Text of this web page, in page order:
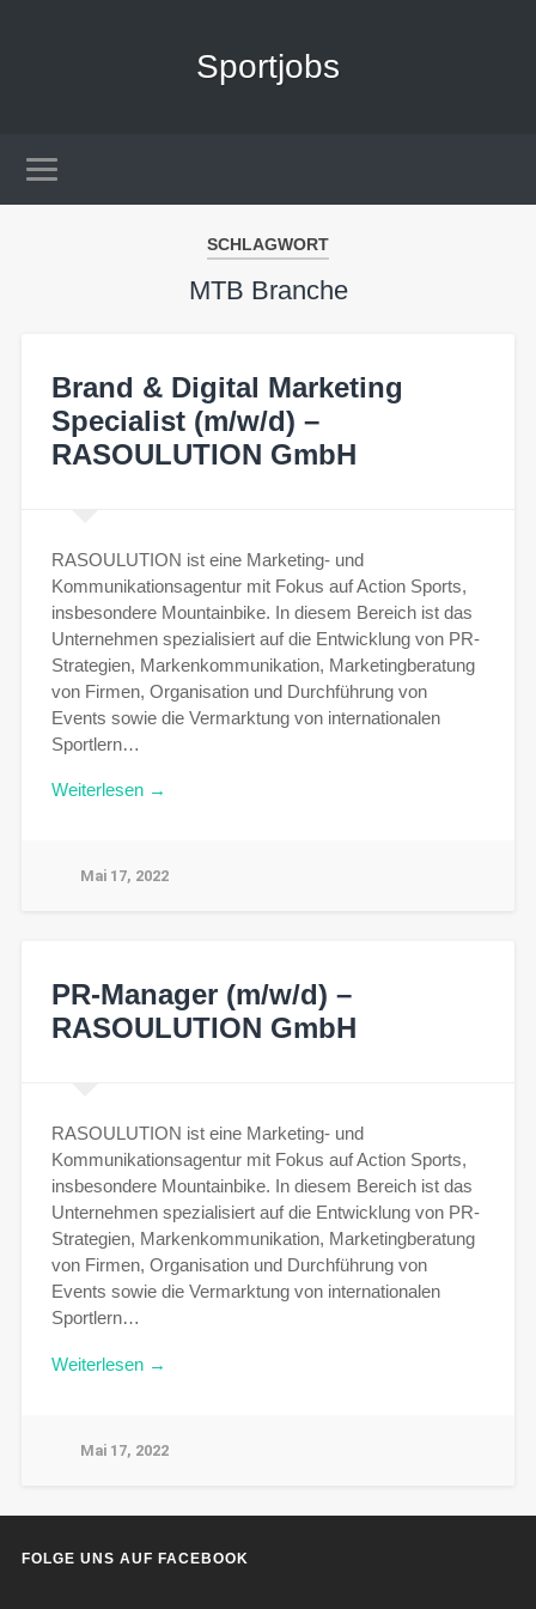
Sportjobs
SCHLAGWORT
MTB Branche
Brand & Digital Marketing
Specialist (m/w/d) –
RASOULUTION GmbH
RASOULUTION ist eine Marketing- und
Kommunikationsagentur mit Fokus auf Action Sports,
insbesondere Mountainbike. In diesem Bereich ist das
Unternehmen spezialisiert auf die Entwicklung von PR-
Strategien, Markenkommunikation, Marketingberatung
von Firmen, Organisation und Durchführung von
Events sowie die Vermarktung von internationalen
Sportlern…
Weiterlesen →
Mai 17, 2022
PR-Manager (m/w/d) –
RASOULUTION GmbH
RASOULUTION ist eine Marketing- und
Kommunikationsagentur mit Fokus auf Action Sports,
insbesondere Mountainbike. In diesem Bereich ist das
Unternehmen spezialisiert auf die Entwicklung von PR-
Strategien, Markenkommunikation, Marketingberatung
von Firmen, Organisation und Durchführung von
Events sowie die Vermarktung von internationalen
Sportlern…
Weiterlesen →
Mai 17, 2022
FOLGE UNS AUF FACEBOOK